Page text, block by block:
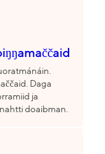
Daga
ja
doaibman.